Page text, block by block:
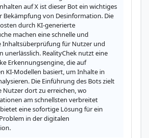
auf X ist dieser Bot ein wichtiges
Bekämpfung von Desinformation. Die
durch KI-generierte
machen eine schnelle und
Inhaltsüberprüfung für Nutzer und
unerlässlich. RealityChek nutzt eine
Erkennungsengine, die auf
KI-Modellen basiert, um Inhalte in
Die Einführung des Bots zielt
Nutzer dort zu erreichen, wo
am schnellsten verbreitet
eine sofortige Lösung für ein
in der digitalen